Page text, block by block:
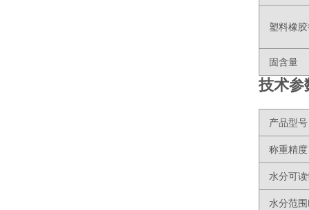
塑料橡
固含量
技术参
产品型号
称重精
水分可
水分范